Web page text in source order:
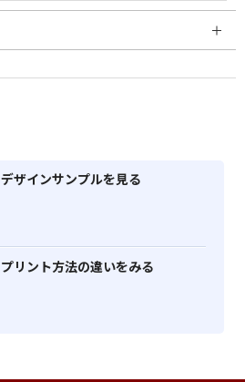
デザインサンプルを見る
プリント方法の違いをみる